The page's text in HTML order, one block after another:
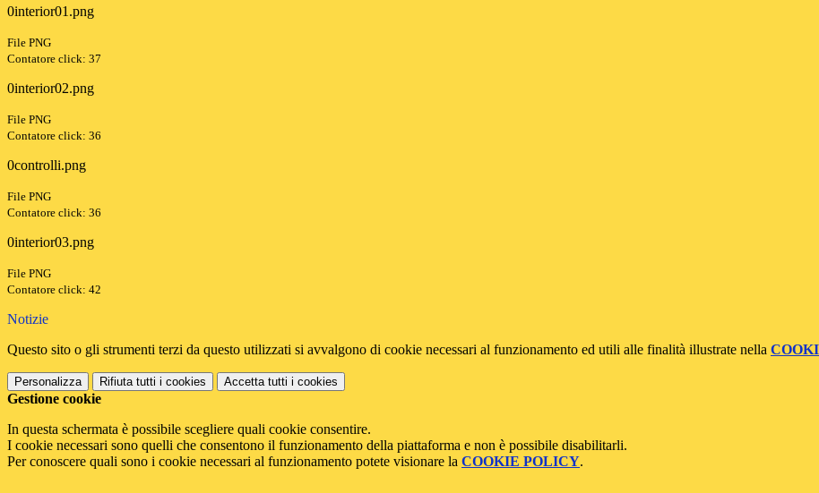
0interior01.png
File PNG
Contatore click: 37
0interior02.png
File PNG
Contatore click: 36
0controlli.png
File PNG
Contatore click: 36
0interior03.png
File PNG
Contatore click: 42
Notizie
Questo sito o gli strumenti terzi da questo utilizzati si avvalgono di cookie necessari al funzionamento ed utili alle finalità illustrate nella
Personalizza Rifiuta tutti i cookies Accetta tutti i cookies
Gestione cookie
In questa schermata è possibile scegliere quali cookie consentire.
I cookie necessari sono quelli che consentono il funzionamento della piattaforma e non è possibile disabilitarli.
Per conoscere quali sono i cookie necessari al funzionamento potete visionare la COOKIE POLICY.